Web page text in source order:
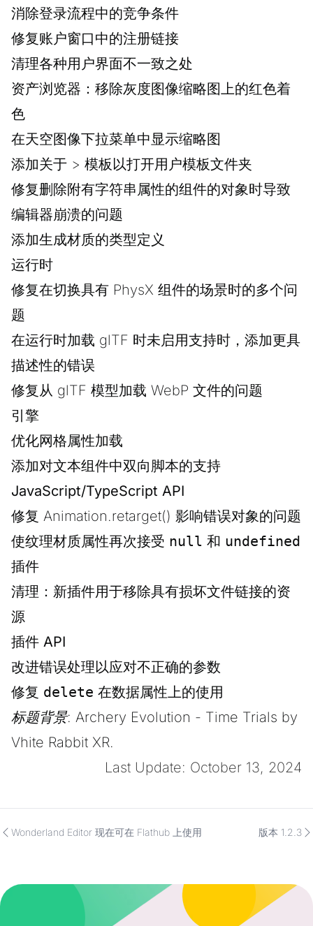
消除登录流程中的竞争条件
修复账户窗口中的注册链接
清理各种用户界面不一致之处
资产浏览器：移除灰度图像缩略图上的红色着
色
在天空图像下拉菜单中显示缩略图
添加关于 > 模板以打开用户模板文件夹
修复删除附有字符串属性的组件的对象时导致
编辑器崩溃的问题
添加生成材质的类型定义
运行时
修复在切换具有 PhysX 组件的场景时的多个问
题
在运行时加载 glTF 时未启用支持时，添加更具
描述性的错误
修复从 glTF 模型加载 WebP 文件的问题
引擎
优化网格属性加载
添加对文本组件中双向脚本的支持
JavaScript/TypeScript API
修复 Animation.retarget() 影响错误对象的问题
使纹理材质属性再次接受 null 和 undefined
插件
清理：新插件用于移除具有损坏文件链接的资
源
插件 API
改进错误处理以应对不正确的参数
修复 delete 在数据属性上的使用
标题背景: Archery Evolution - Time Trials by
Vhite Rabbit XR.
Last Update: October 13, 2024
Wonderland Editor 现在可在 Flathub 上使用 版本 1.2.3